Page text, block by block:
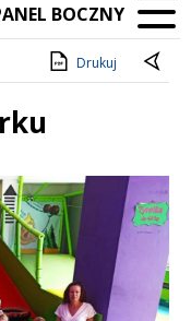
BOCZNY
Drukuj